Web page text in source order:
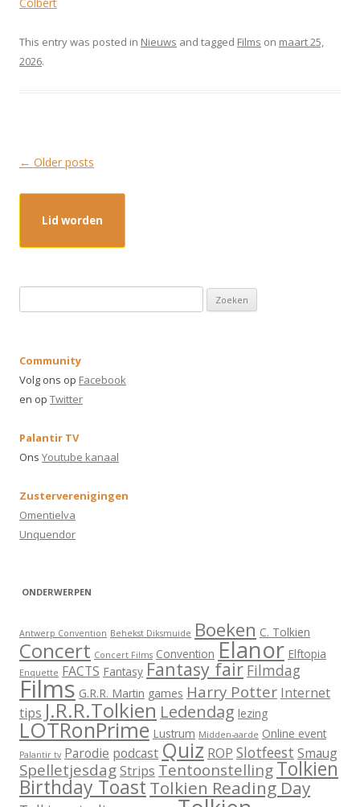
This entry was posted in Nieuws and tagged Films on maart 25,
2026.
Post
← Older posts
Lid worden
o
k
e
a
a
:
Community
Volg ons op Facebook
en op Twitter
Palantir TV
Ons Youtube kanaal
Zusterverenigingen
Omentielva
Unquendor
ONDERWERPEN
Antwerp Convention Behekst Diksmuide Boeken C. Tolkien
Concert Concert Films Convention Elanor Elftopia
Enquette FACTS Fantasy Fantasy fair Filmdag
Films G.R.R. Martin games Harry Potter Internet
tips J.R.R.Tolkien Ledendag lezing
LOTRonPrime Lustrum Midden-aarde Online event
Palantir tv Parodie podcast Quiz ROP Slotfeest Smaug
SpelletjesdagStrips TentoonstellingTolkien
Birthday Toast Tolkien Reading Day